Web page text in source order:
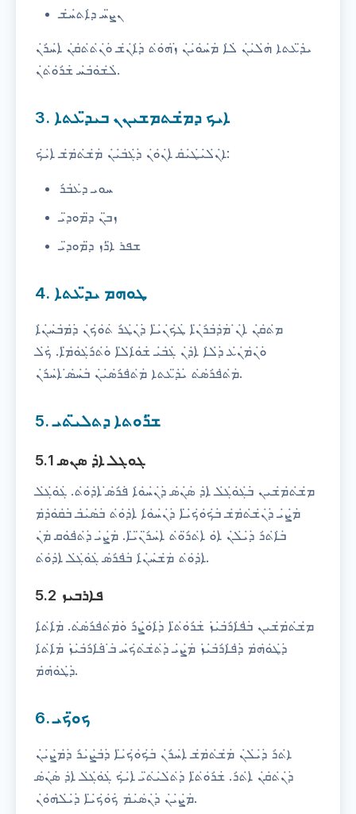
ܢܨ̈ܚ ܕ̇ܐܬ̇ܚ̇ܫ
ܝ̇ܕ̈ܥܬܐ ̇ܗ̇ܠ̇ܝ̇ܢ ̇ܠ̇ܐ ̇ܡ̇ܚ̇ܘ̇ܝ̇ܢ ̇ܙ̇ܗ̇ܘ̇ܬ ̇ܕ̇ܐ̇ܢ̇ܫ ̇ܘ̇ܢ̇ܬ̇ܬ̇ܩ̇ܢ ̇ܐ̇ܚ̇ܪ̇ܢ
̇ܠ̇ܫ̇ܘ̇ܒ̇ܚ ̇ܫ̇ܪ̇ܘ̇ܬ̇ܢ.
3. ܐܝܟ ܕܡ̇ܫܬܡܫܝܢܢ ܒܝܕ̈ܥܬܐ
ܐ̇ܢ̇ܠ̇ܝ̇ܛ̇ܝ̇ܩ ̇ܐ̇ܢ̇ܘ̇ܢ ̇ܕ̇ܓ̇ܒ̇ܝ̇ܢ ̇ܡ̇ܫ̇ܬ̇ܡ̇ܫ ̇ܐ̇ܝ̇ܟ:
ܚܘܝ ܕ̇ܥ̇ܒ̇ܪ
ܙܒ̈ܢ ܕ̈ܡܘܕ̈ܝ
ܫܦܪ ܐ̈ܪܙ ܕ̈ܡܘܕ̈ܝ
4. ܛܘܗܡ ܝܕ̈ܥܬܐ
ܡ̇ܬ̇ܩ̇ܢ ̇ܐ̇ܢ̇ ̇ܡ̇ܕ̇ܒ̇ܪ̇ܢ̈ܐ ̇ܛ̇ܟ̇ܢ̇ܝ̈ܐ ̇ܕ̇ܢ̇ܛ̇ܪ ̇ܬ̇ܘ̇ܟ̇ܢ ̇ܕ̇ܡ̇ܒ̇ܚ̇ܢ̇ܐ
̇ܘ̇ܢ̇ܡ̇ܢ̇ܥ ̇ܕ̇ܠ̇ܐ ̇ܐ̇ܕ̇ܢ ̇ܓ̇ܒ̇ܝ ̇ܫ̇ܘ̇ܐ̇ܠ̈ܐ ̇ܘ̇ܬ̇ܪ̇ܓ̇ܘ̇ܡ̈ܐ. ̇ܟ̇ܠ
̇ܡ̇ܬ̇ܦ̇ܪ̇ܣ̇ܬ ̇ܝ̇ܕ̈ܥܬܐ ̇ܡ̇ܬ̇ܦ̇ܪ̇ܣ̇ܝ̇ܢ ̇ܒ̇ܚ̇ܣ̇ ̇ܐ̇ܚ̇ܪ̇ܢ.
5. ܫ̈ܪܘܬܐ ܕܬܠܝ̈ܬܝ
5.1 ܓܘܓܠ ܐ̇ܕ ܣܢܣ
ܡ̇ܫ̇ܬ̇ܡ̇ܫܝܢ ̇ܒ̇ܓ̇ܘ̇ܓ̇ܠ ̇ܐ̇ܕ ̇ܣ̇ܢ̇ܣ ̇ܕ̇ܢ̇ܚ̇ܘ̇ܐ ̇ܦ̇ܪ̇ܣ̇ ̇ܐ̇ܕ̇ܘ̇ܬ. ̇ܓ̇ܘ̇ܓ̇ܠ
̇ܡ̇ܨ̇ܝ ̇ܕ̇ܢ̇ܫ̇ܬ̇ܡ̇ܫ ̇ܒ̇ܟ̇ܘ̇ܟ̇ܝ̈ܐ ̇ܕ̇ܢ̇ܚ̇ܘ̇ܐ ̇ܐ̇ܕ̇ܘ̇ܬ ̇ܒ̇ܣ̇ܝ̇ܒ ̇ܒ̇ܩ̇ܘ̇ܕ̇ܡ
̇ܒ̇ܐ̇ܬ̇ܪ ̇ܕ̇ܝ̇ܠ̇ܢ ̇ܐ̇ܘ ̇ܐ̇ܬ̇ܪ̈ܘ̇ܬ ̇ܐ̇ܚ̇ܪ̈ܢ̈ܝ̈ܐ. ̇ܡ̇ܨ̇ܝ ̇ܕ̇ܬ̇ܦ̇ܘܩ ̇ܡ̇ܢ
̇ܐ̇ܕ̇ܘ̇ܬ ̇ܡ̇ܫ̇ܚ̇ܢ̇ܐ ̇ܒ̇ܦ̇ܪ̇ܣ ̇ܓ̇ܘ̇ܓ̇ܠ ̇ܐ̇ܕ̇ܘ̇ܬ.
5.2 ܦܐܪܒܝܙ
ܡ̇ܫ̇ܬ̇ܡ̇ܫܝܢ ̇ܒ̇ܦ̇ܐ̇ܪ̇ܒ̇ܝ̇ܙ ̇ܫ̇ܪ̇ܘ̇ܬ̈ܐ ̇ܕ̇ܐ̇ܘ̇ܨ̇ܪ ̇ܘ̇ܡ̇ܬ̇ܦ̇ܪ̇ܣ̇ܬ. ̇ܡ̇ܐ̇ܬ̇ܐ
̇ܕ̇ܛ̇ܘ̇ܗ̇ܡ ̇ܕ̇ܦ̇ܐ̇ܪ̇ܒ̇ܝ̇ܙ ̇ܡ̇ܨ̇ܝ ̇ܕ̇ܬ̇ܫ̇ܬ̇ܟ̇ܚ ̇ܒ̇ ̇ܦ̇ܐ̇ܪ̇ܒ̇ܝ̇ܙ ̇ܡ̇ܐ̇ܬ̇ܐ
̇ܕ̇ܛ̇ܘ̇ܗ̇ܡ.
6. ܟܘ̈ܟܝ
ܐ̇ܬ̇ܪ ̇ܕ̇ܝ̇ܠ̇ܢ ̇ܡ̇ܫ̇ܬ̇ܡ̇ܫ ̇ܐ̇ܚ̇ܪ̇ܢ ̇ܒ̇ܟ̇ܘ̇ܟ̇ܝ̈ܐ ̇ܕ̇ܒ̇ܨ̇ܝ̇ܪ ̇ܕ̇ܡ̇ܨ̇ܝ̇ܢ
̇ܕ̇ܢ̇ܬ̇ܩ̇ܢ ̇ܐ̇ܬ̇ܪ. ̇ܫ̇ܪ̇ܘ̇ܬ̈ܐ ̇ܕ̇ܬ̇ܠ̇ܝ̇ܬ̈ܝ ̇ܐ̇ܝ̇ܟ ̇ܓ̇ܘ̇ܓ̇ܠ ̇ܐ̇ܕ ̇ܣ̇ܢ̇ܣ
̇ܡ̇ܨ̇ܝ̇ܢ ̇ܕ̇ܢ̇ܣ̇ܝ̇ܡ ̇ܟ̇ܘ̇ܟ̇ܝ̈ܐ ̇ܕ̇ܝ̇ܠ̇ܗ̇ܘ̇ܢ.